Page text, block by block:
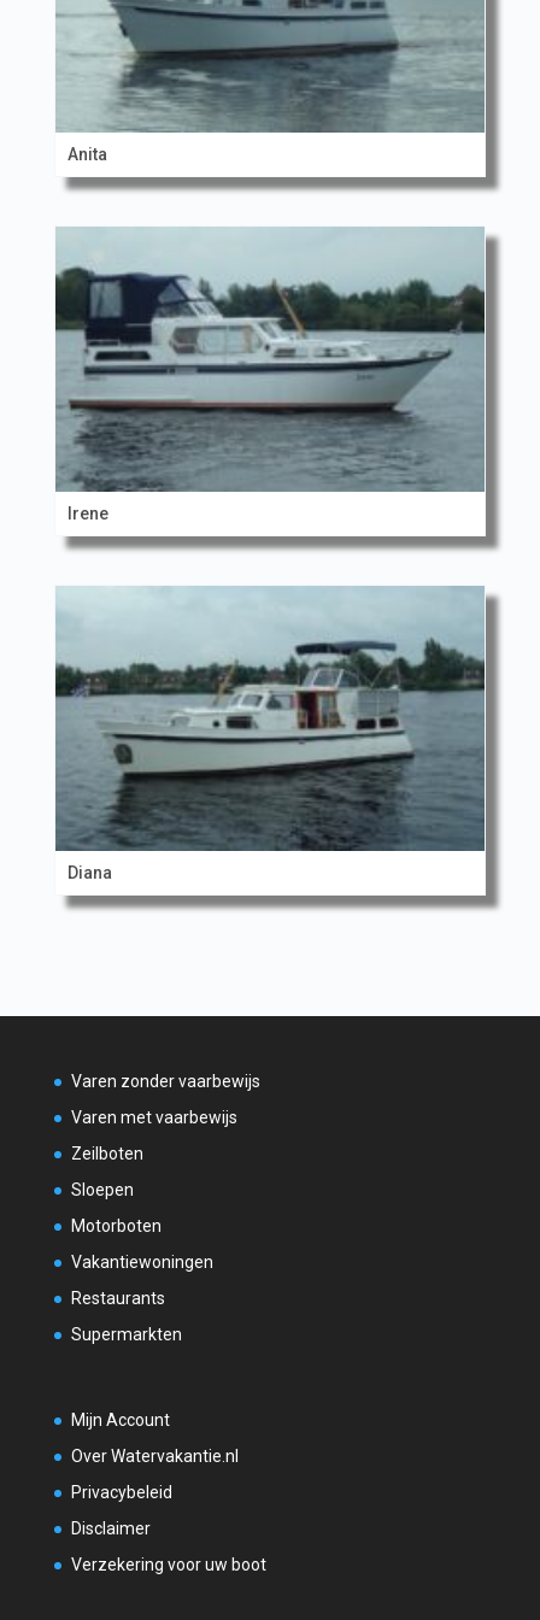
Anita
Irene
Diana
Varen zonder vaarbewijs
Varen met vaarbewijs
Zeilboten
Sloepen
Motorboten
Vakantiewoningen
Restaurants
Supermarkten
Mijn Account
Over Watervakantie.nl
Privacybeleid
Disclaimer
Verzekering voor uw boot